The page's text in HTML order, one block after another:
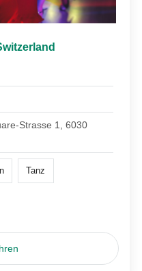
Strasse 1, 6030
Tanz